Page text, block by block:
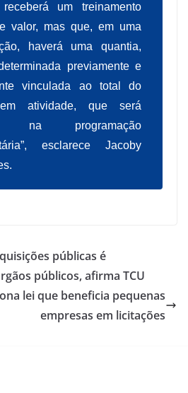
um treinamento
valor, mas que, em uma
haverá uma quantia,
previamente e
vinculada ao total do
atividade, que será
na programação
esclarece Jacoby
públicas é
públicos, afirma TCU
lei que beneficia pequenas
empresas em licitações